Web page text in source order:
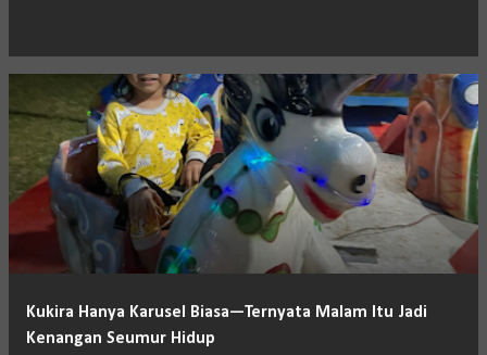
Kukira Hanya Karusel Biasa—Ternyata Malam Itu Jadi
Kenangan Seumur Hidup